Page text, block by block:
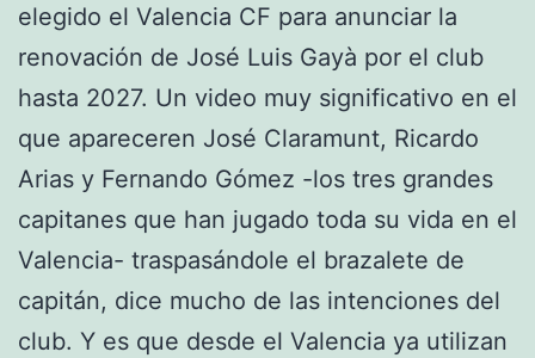
elegido el Valencia CF para anunciar la
renovación de José Luis Gayà por el club
hasta 2027. Un video muy significativo en el
que apareceren José Claramunt, Ricardo
Arias y Fernando Gómez -los tres grandes
capitanes que han jugado toda su vida en el
Valencia- traspasándole el brazalete de
capitán, dice mucho de las intenciones del
club. Y es que desde el Valencia ya utilizan